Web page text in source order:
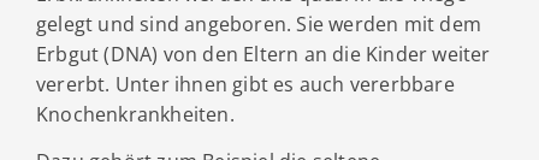
gelegt und sind angeboren. Sie werden mit dem
Erbgut (DNA) von den Eltern an die Kinder weiter
vererbt. Unter ihnen gibt es auch vererbbare
Knochenkrankheiten.